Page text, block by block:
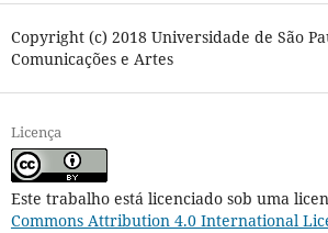
Copyright (c) 2018 Universidade de São
Comunicações e Artes
Licença
Este trabalho está licenciado sob uma
Commons Attribution 4.0 International